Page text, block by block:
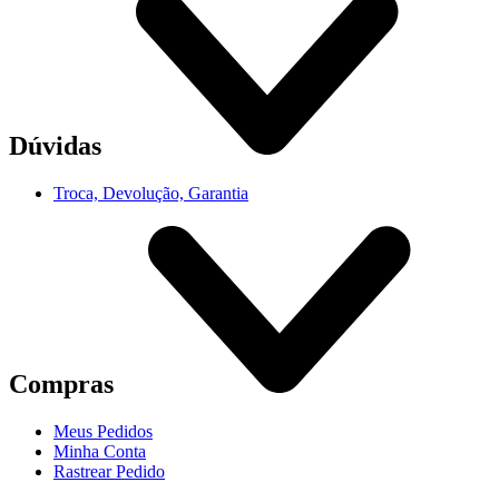
Dúvidas
Troca, Devolução, Garantia
Compras
Meus Pedidos
Minha Conta
Rastrear Pedido